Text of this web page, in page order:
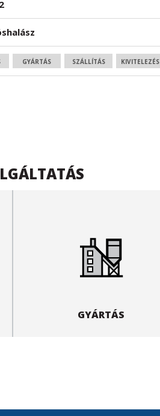
GYÁRTÁS SZÁLLÍTÁS KIVITELEZÉS
GYÁRTÁS